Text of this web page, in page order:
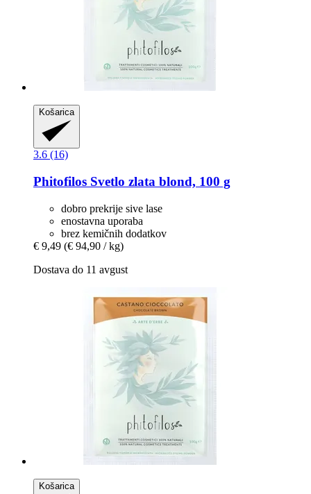
Košarica
3.6 (16)
Phitofilos Svetlo zlata blond, 100 g
dobro prekrije sive lase
enostavna uporaba
brez kemičnih dodatkov
€ 9,49 (€ 94,90 / kg)
Dostava do 11 avgust
Košarica